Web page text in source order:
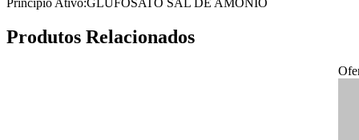
Princípio Ativo:GLUFOSATO SAL DE AMÔNIO
Produtos Relacionados